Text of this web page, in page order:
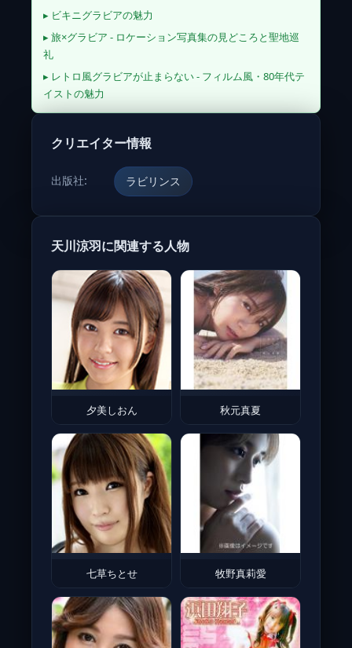
▸ ビキニグラビアの魅力
▸ 旅×グラビア - ロケーション写真集の見どころと聖地巡
礼
▸ レトロ風グラビアが止まらない - フィルム風・80年代テ
イストの魅力
クリエイター情報
出版社: ラビリンス
天川涼羽に関連する人物
夕美しおん 秋元真夏
七草ちとせ 牧野真莉愛